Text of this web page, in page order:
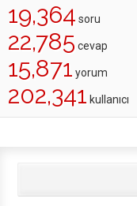
19,364 soru
22,785 cevap
15,871 yorum
202,341 kullanıcı